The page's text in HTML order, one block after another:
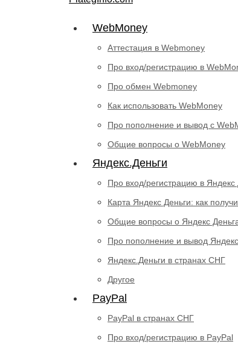
WebMoney
Аттестация в Webmoney
Про вход/регистрацию в
Про обмен Webmoney
Как использовать WebMoney
Про пополнение и вывод с
Общие вопросы о WebMoney
Яндекс.Деньги
Про вход/регистрацию в Яндекс
Карта Яндекс Деньги: как
Общие вопросы о Яндекс
Про пополнение и вывод
Яндекс.Деньги в странах СНГ
Другое
PayPal
PayPal в странах СНГ
Про вход/регистрацию в PayPal